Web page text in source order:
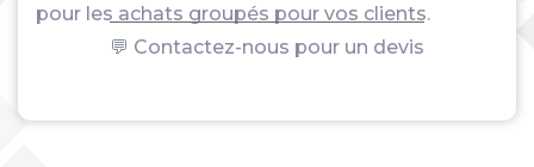
pour les achats groupés pour vos clients.
💬 Contactez-nous pour un devis